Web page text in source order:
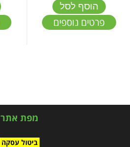
הוסף לסל
פרטים נוספים
מפת אתר
ביטול עסקה